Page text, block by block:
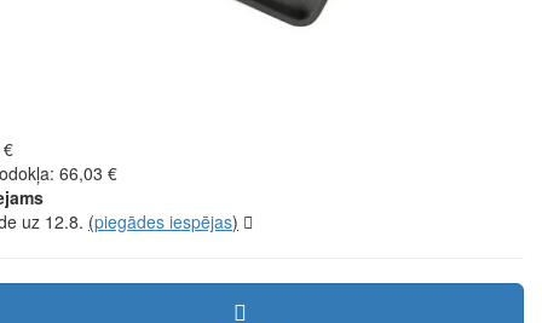
66,03 €
uz 12.8. (piegādes iespējas)